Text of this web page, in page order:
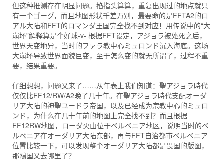
但这种推测存在明显问题。掐指头算算，重复出现过的地点就只
有一个ゴーグ，而且地图形状千差万别，最要命的是FFTA2的ロ
アル大陆和FFT的ロマンダ王国完全找不到对应！用传说中的“大
崩坏”解释算是个好球-v- 根据FFT设定，アジョラ被处死之后，
世界天变地异，当时的ファラ教中心ミュロンド沉入海底。这场
大崩坏导致世界面貌巨变，至于怎么变的就无所谓了，过程不重
要，结果重要。
仔细想想，问题又来了……从年表上我们知道：聖アジョラ時代
仅仅比FF12/RW/A2晚了几十年。在聖アジョラ時代支配オーダ
リア大陆的神聖ユードラ帝国，以及已经成为宗教中心的ミュロ
ンド，为什么在几十年前的地图上完全找不到？而且根据
FF12RW地图，ローダ火山位于ベルベニア地区，说明当时的ベ
ルベニア在オーダリア大陆东部，再与FFT自治都市ベルベニア
位置比较一下，可以发现整个オーダリア大陆都是畏国的版图，
那鴎国又去哪里了？